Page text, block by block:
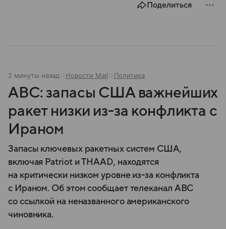
Поделиться
2 минуты назад Новости Mail Политика
ABC: запасы США важнейших
ракет низки из-за конфликта с
Ираном
Запасы ключевых ракетных систем США,
включая Patriot и THAAD, находятся
на критически низком уровне из-за конфликта
с Ираном. Об этом сообщает телеканал ABC
со ссылкой на неназванного американского
чиновника.